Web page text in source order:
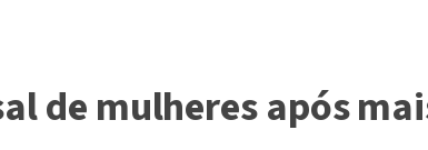
de mulheres após